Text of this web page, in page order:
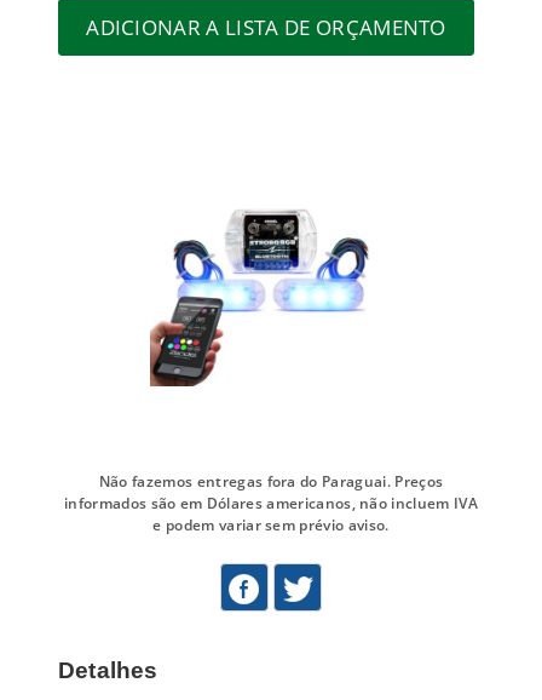
ADICIONAR A LISTA DE ORÇAMENTO
Não fazemos entregas fora do Paraguai. Preços
informados são em Dólares americanos, não incluem IVA
e podem variar sem prévio aviso.
Detalhes